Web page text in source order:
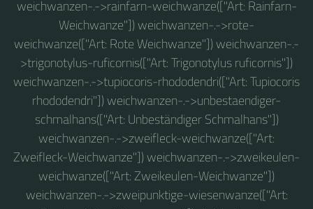
weichwanzen-.->rainfarn-weichwanze(["Art: Rainfarn-
Weichwanze"]) weichwanzen-.->rote-
weichwanze(["Art: Rote Weichwanze"]) weichwanzen-.-
>trigonotylus-ruficornis(["Art: Trigonotylus ruficornis"])
weichwanzen-.->tupiocoris-rhododendri(["Art: Tupiocoris
rhododendri"]) weichwanzen-.->unbestaendiger-
schmalhans(["Art: Unbeständiger Schmalhans"])
weichwanzen-.->zweifleck-weichwanze(["Art:
Zweifleck-Weichwanze"]) weichwanzen-.->zweikeulen-
weichwanze(["Art: Zweikeulen-Weichwanze"])
weichwanzen-.->zweipunktige-wiesenwanze(["Art: